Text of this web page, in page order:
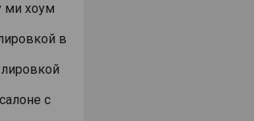
ми хоум
в
с